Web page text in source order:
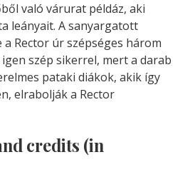
való várurat példáz, aki
leányait. A sanyargatott
Rector úr szépséges három
szép sikerrel, mert a darab
pataki diákok, akik így
elrabolják a Rector
credits (in